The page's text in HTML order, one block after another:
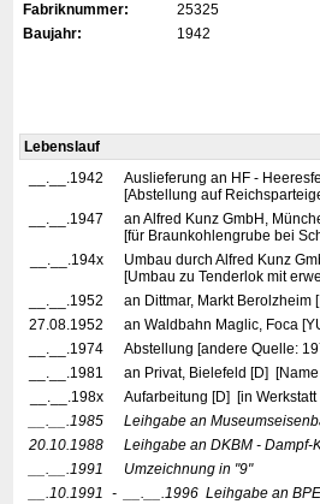
Fabriknummer:
25325
Baujahr:
1942
Lebenslauf
__.__.1942
Auslieferung an HF -
[Abstellung auf
__.__.1947
an Alfred Kunz GmbH,
[für Braunkohlengrube bei
__.__.194x
Umbau durch Alfred Kunz
[Umbau zu Tenderlok mit
__.__.1952
an Dittmar, Markt Berolzheim
27.08.1952
an Waldbahn Maglic, Foca
__.__.1974
Abstellung [andere Quelle:
__.__.1981
an Privat, Bielefeld [D]
__.__.198x
Aufarbeitung [D] [in
__.__.1985
Leihgabe an
20.10.1988
Leihgabe an DKBM - Dampf-
__.__.1991
Umzeichnung in "9"
__.10.1991 - __.__.1996 Leihgabe an